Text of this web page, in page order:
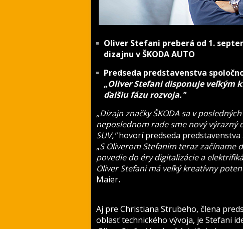
Oliver Stefani preberá od 1.
dizajnu v ŠKODA AUTO
Predseda predstavenstva
„Oliver Stefani disponuje veľkým
ďalšiu fázu rozvoja."
„Dizajn značky ŠKODA sa v
neposlednom rade sme nový výrazný
SUV,"hovorí predseda
„S Oliverom Stefanim teraz začíname
povedie do éry digitalizácie a
Oliver Stefani má veľký kreatívny
Maier.
Aj pre Christiana Strubeho, člena
oblasť technického vývoja, je Stefani